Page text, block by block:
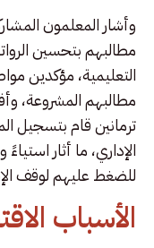
وأشار المعلمون
مطالبهم بتحسين
التعليمية، مؤكدين
مطالبهم المشروعة،
ترمانين قام بتسجيل
الإداري، ما أثار
للضغط عليهم لوقف
الأسباب